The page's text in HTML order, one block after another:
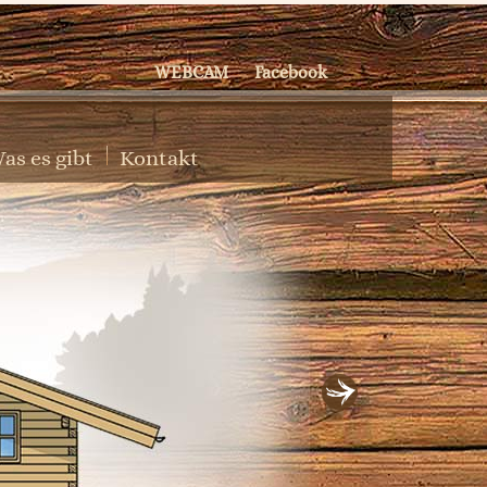
WEBCAM Facebook
es gibt Kontakt